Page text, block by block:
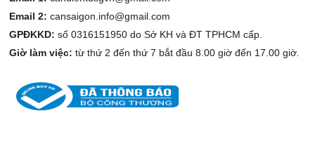
Email 2: cansaigon.info@gmail.com
GPĐKKD: số 0316151950 do Sở KH và ĐT TPHCM cấp.
Giờ làm việc: từ thứ 2 đến thứ 7 bắt đầu 8.00 giờ đến 17.00 giờ.